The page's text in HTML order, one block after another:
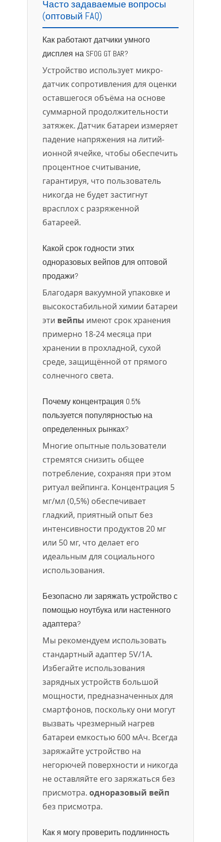
Часто задаваемые вопросы
(оптовый FAQ)
Как работают датчики умного
дисплея на SFOG GT BAR?
Устройство использует микро-
датчик сопротивления для оценки
оставшегося объёма на основе
суммарной продолжительности
затяжек. Датчик батареи измеряет
падение напряжения на литий-
ионной ячейке, чтобы обеспечить
процентное считывание,
гарантируя, что пользователь
никогда не будет застигнут
врасплох с разряженной
батареей.
Какой срок годности этих
одноразовых вейпов для оптовой
продажи?
Благодаря вакуумной упаковке и
высокостабильной химии батареи
эти вейпы имеют срок хранения
примерно 18-24 месяца при
хранении в прохладной, сухой
среде, защищённой от прямого
солнечного света.
Почему концентрация 0.5%
пользуется популярностью на
определенных рынках?
Многие опытные пользователи
стремятся снизить общее
потребление, сохраняя при этом
ритуал вейпинга. Концентрация 5
мг/мл (0,5%) обеспечивает
гладкий, приятный опыт без
интенсивности продуктов 20 мг
или 50 мг, что делает его
идеальным для социального
использования.
Безопасно ли заряжать устройство с
помощью ноутбука или настенного
адаптера?
Мы рекомендуем использовать
стандартный адаптер 5V/1A.
Избегайте использования
зарядных устройств большой
мощности, предназначенных для
смартфонов, поскольку они могут
вызвать чрезмерный нагрев
батареи емкостью 600 мАч. Всегда
заряжайте устройство на
негорючей поверхности и никогда
не оставляйте его заряжаться без
присмотра. одноразовый вейп
без присмотра.
Как я могу проверить подлинность